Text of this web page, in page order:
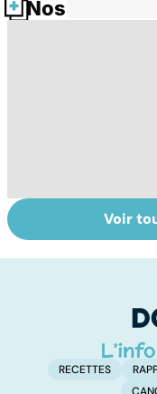
Nos fiches
L'andropause, la
ménopause des
Voir
RECETTES